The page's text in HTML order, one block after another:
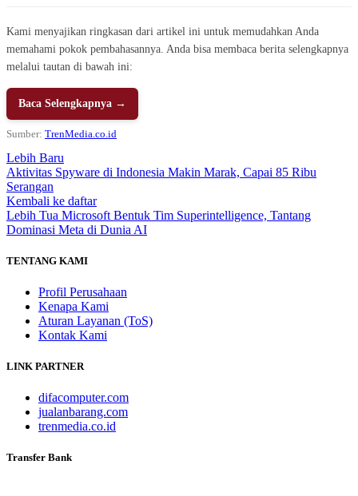
Kami menyajikan ringkasan dari artikel ini untuk memudahkan Anda
memahami pokok pembahasannya. Anda bisa membaca berita selengkapnya
melalui tautan di bawah ini:
Baca Selengkapnya →
Sumber: TrenMedia.co.id
Lebih Baru
Aktivitas Spyware di Indonesia Makin Marak, Capai 85 Ribu
Serangan
Kembali ke daftar
Lebih Tua Microsoft Bentuk Tim Superintelligence, Tantang
Dominasi Meta di Dunia AI
TENTANG KAMI
Profil Perusahaan
Kenapa Kami
Aturan Layanan (ToS)
Kontak Kami
LINK PARTNER
difacomputer.com
jualanbarang.com
trenmedia.co.id
Transfer Bank